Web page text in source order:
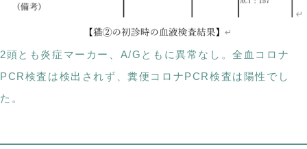
2頭とも炎症マーカー、A/Gともに異常なし。全血コロナ
PCR検査は検出されず、糞便コロナPCR検査は陽性でし
た。